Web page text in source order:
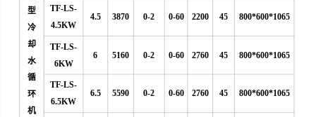
型
冷
却
水
循
环
机
TF-LS-
4.5KW
4.5 3870 0-2 0-60 2200 45 800*600*1065
TF-LS-
6KW
6 5160 0-2 0-60 2760 45 800*600*1065
TF-LS-
6.5KW
6.5 5590 0-2 0-60 2760 45 800*600*1065